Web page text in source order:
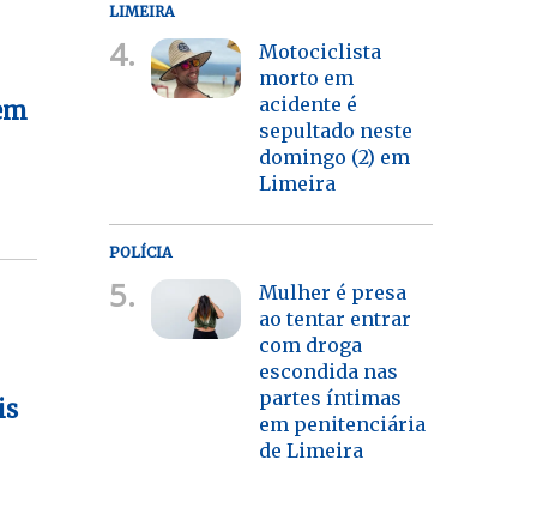
LIMEIRA
4.
Motociclista
morto em
acidente é
sepultado neste
domingo (2) em
Limeira
POLÍCIA
5.
Mulher é presa
ao tentar entrar
com droga
escondida nas
partes íntimas
em penitenciária
de Limeira